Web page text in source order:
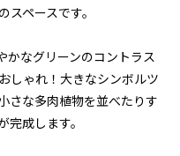
ペースです。
かなグリーンのコントラス
しゃれ！大きなシンボルツ
さな多肉植物を並べたりす
成します。